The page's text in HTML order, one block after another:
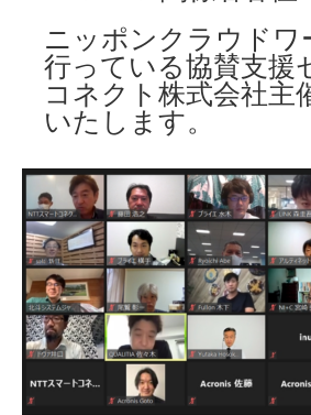
ニッポンクラウド
行っている協賛支援
コネクト株式会社主
いたします。